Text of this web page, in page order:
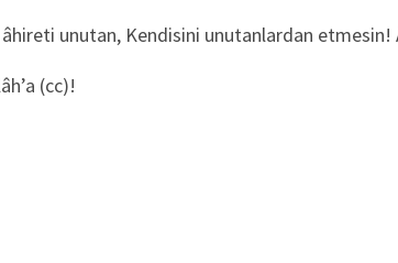
unutan, Kendisini unutanlardan etmesin!
(cc)!